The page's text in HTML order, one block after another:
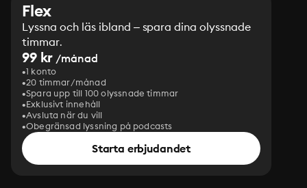
Flex
Lyssna och läs ibland – spara dina olyssnade
timmar.
99 kr /månad
1 konto
20 timmar/månad
Spara upp till 100 olyssnade timmar
Exklusivt innehåll
Avsluta när du vill
Obegränsad lyssning på podcasts
Starta erbjudandet